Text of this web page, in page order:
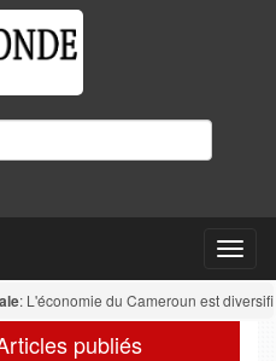
du Cameroun est diversifiée
publiés